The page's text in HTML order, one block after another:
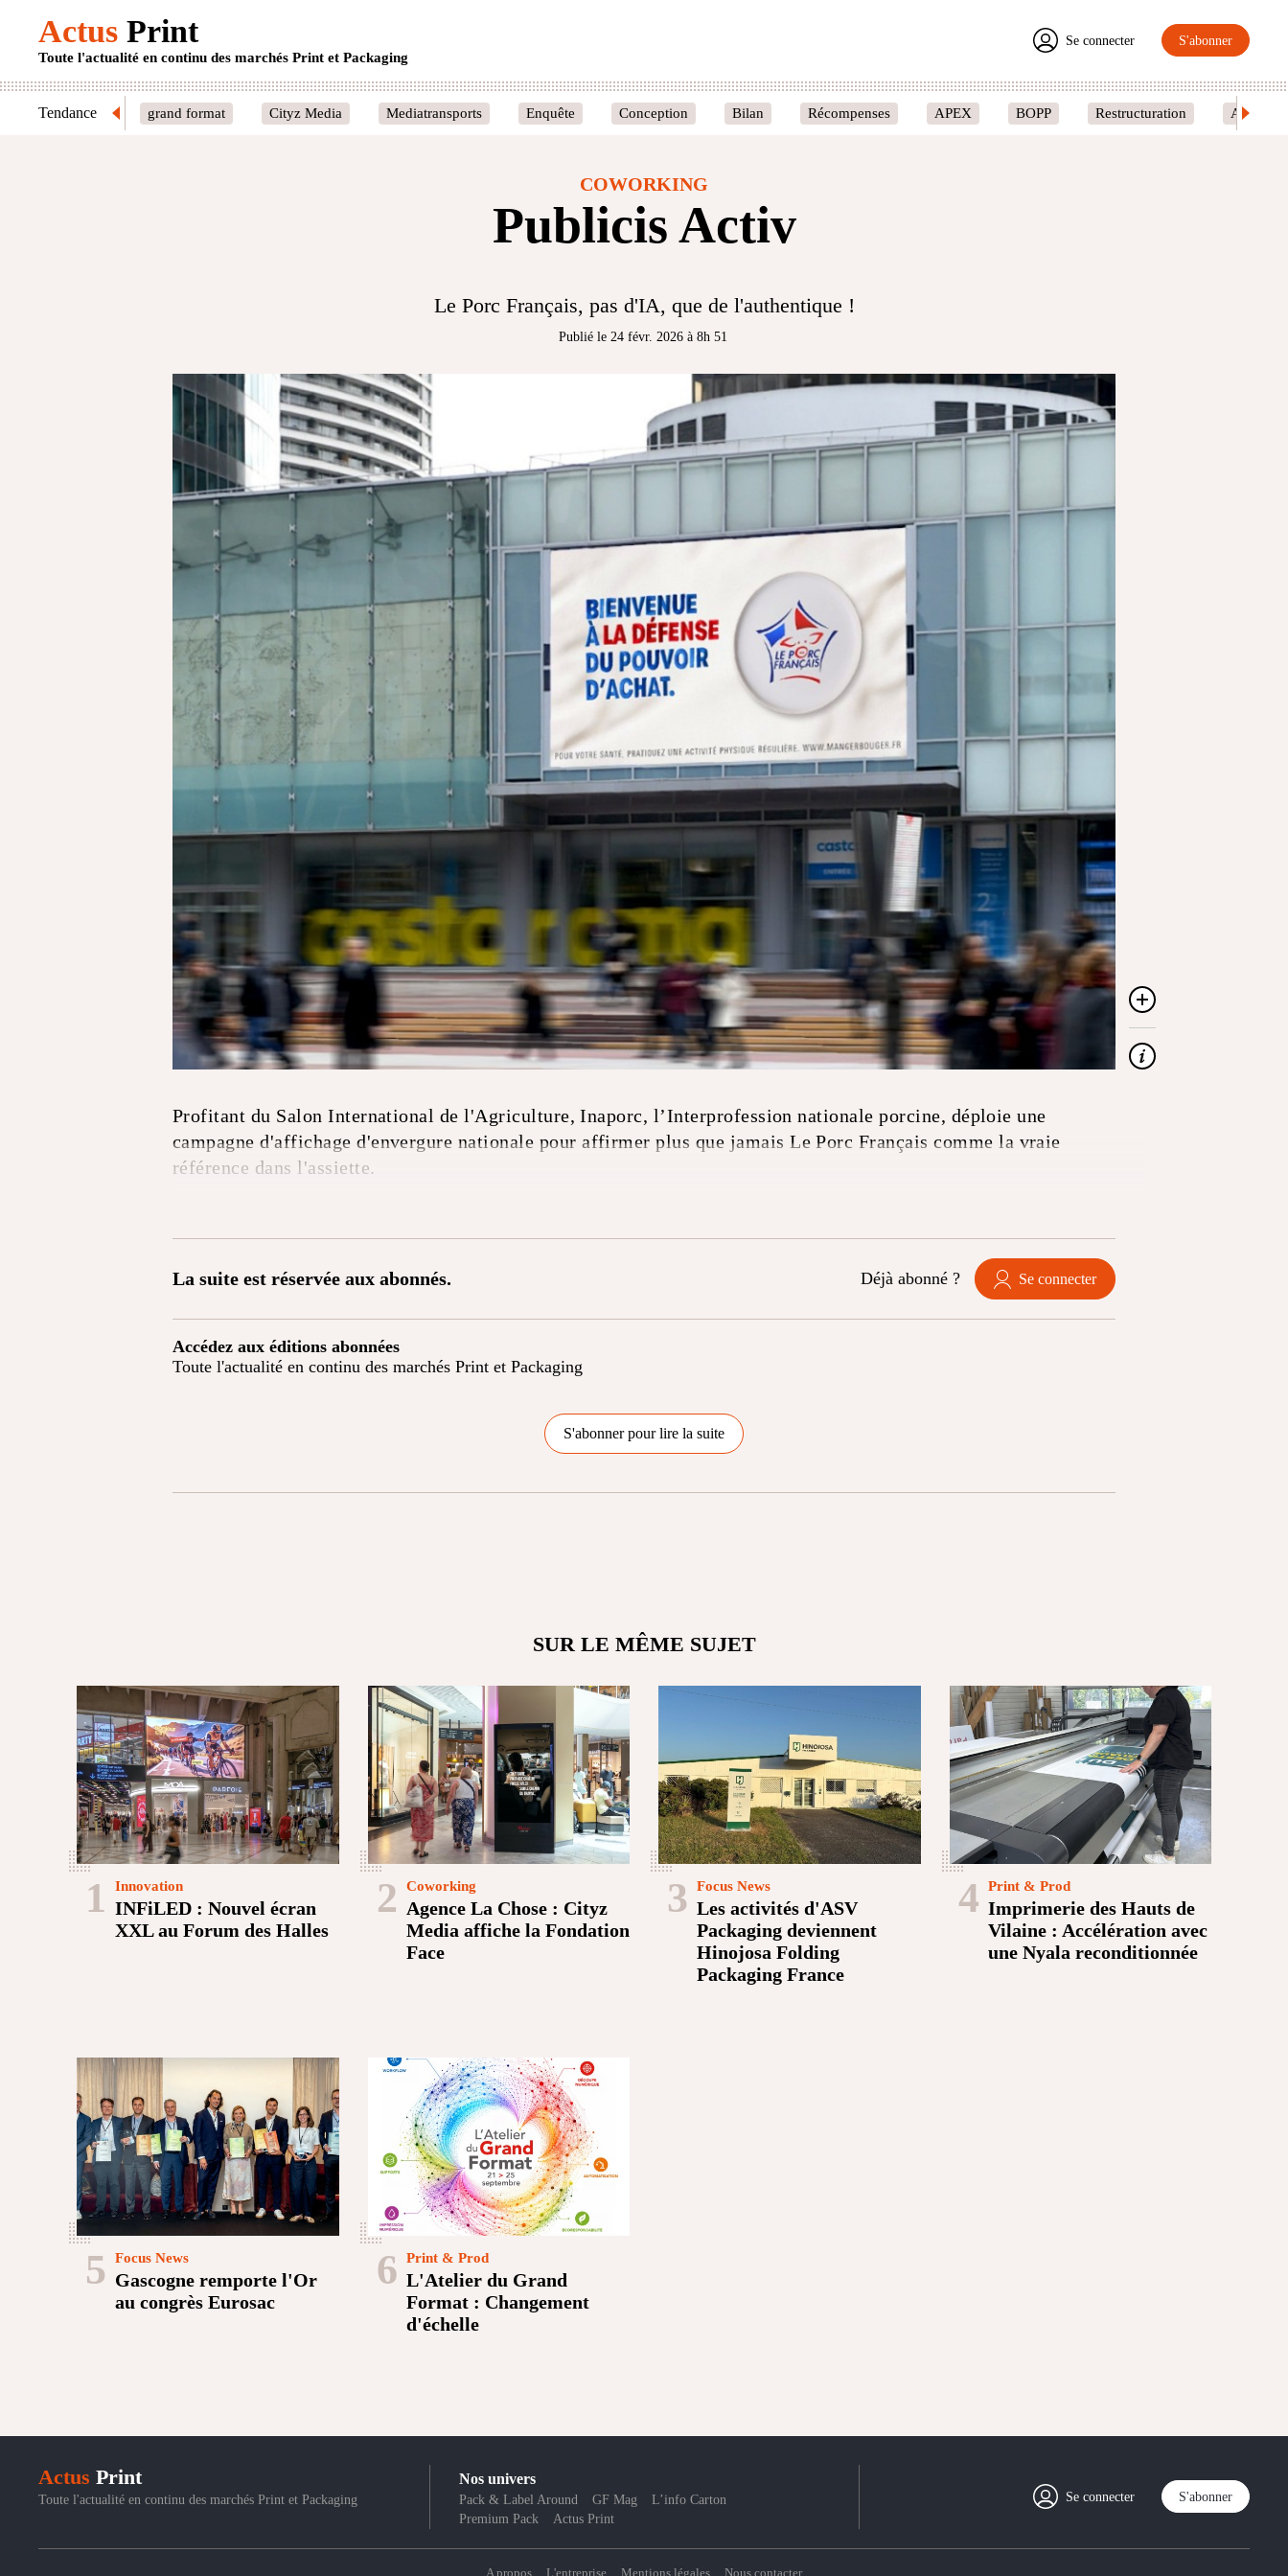
Actus Print
Toute l'actualité en continu des marchés Print et Packaging
Se connecter S'abonner
Tendance grand format Cityz Media Mediatransports Enquête Conception Bilan Récompenses APEX BOPP Restructuration Amcoir
COWORKING
Publicis Activ
Le Porc Français, pas d'IA, que de l'authentique !
Publié le 24 févr. 2026 à 8h 51
Profitant du Salon International de l'Agriculture, Inaporc, l’Interprofession nationale porcine, déploie une
campagne d'affichage d'envergure nationale pour affirmer plus que jamais Le Porc Français comme la vraie
référence dans l'assiette.
La suite est réservée aux abonnés. Déjà abonné ? Se connecter
Accédez aux éditions abonnées
Toute l'actualité en continu des marchés Print et Packaging
S'abonner pour lire la suite
SUR LE MÊME SUJET
1 INFiLED : Nouvel écran
XXL au Forum des Halles
Innovation 2 Agence La Chose : Cityz
Media affiche la Fondation
Face
Coworking 3 Les activités d'ASV
Packaging deviennent
Hinojosa Folding
Packaging France
Focus News 4 Imprimerie des Hauts de
Vilaine : Accélération avec
une Nyala reconditionnée
Print & Prod
5 Gascogne remporte l'Or
au congrès Eurosac
Focus News 6 L'Atelier du Grand
Format : Changement
d'échelle
Print & Prod
Actus Print
Toute l'actualité en continu des marchés Print et Packaging
Nos univers
Pack & Label Around GF Mag
L’info Carton
Premium Pack
Actus Print
Se connecter S'abonner
A propos L'entreprise Mentions légales Nous contacter